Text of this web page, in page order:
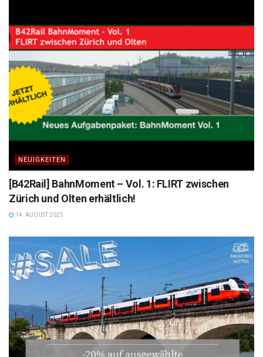
NEUIGKEITEN
[B42Rail] BahnMoment – Vol. 1: FLIRT zwischen
Zürich und Olten erhältlich!
14. AUGUST 2025